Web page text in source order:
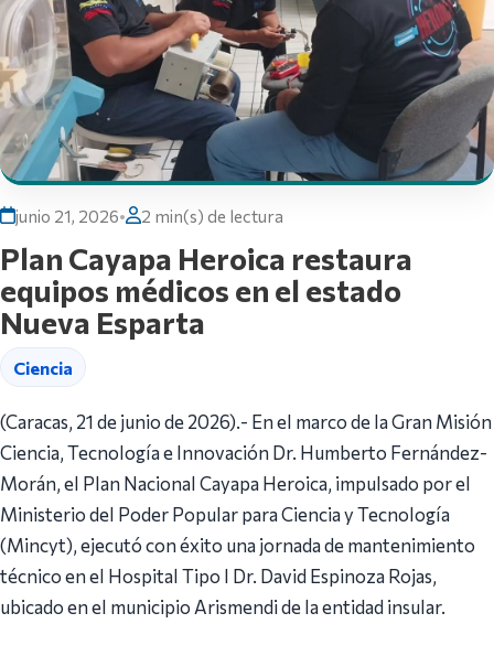
junio 21, 2026• 2 min(s) de lectura
Plan Cayapa Heroica restaura
equipos médicos en el estado
Nueva Esparta
Ciencia
(Caracas, 21 de junio de 2026).- En el marco de la Gran Misión
Ciencia, Tecnología e Innovación Dr. Humberto Fernández-
Morán, el Plan Nacional Cayapa Heroica, impulsado por el
Ministerio del Poder Popular para Ciencia y Tecnología
(Mincyt), ejecutó con éxito una jornada de mantenimiento
técnico en el Hospital Tipo I Dr. David Espinoza Rojas,
ubicado en el municipio Arismendi de la entidad insular.